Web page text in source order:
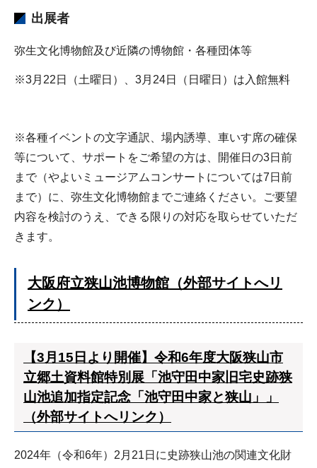
出展者
弥生文化博物館及び近隣の博物館・各種団体等
※3月22日（土曜日）、3月24日（日曜日）は入館無料
※各種イベントの文字通訳、場内誘導、車いす席の確保
等について、サポートをご希望の方は、開催日の3日前
まで（やよいミュージアムコンサートについては7日前
まで）に、弥生文化博物館までご連絡ください。ご要望
内容を検討のうえ、できる限りの対応を取らせていただ
きます。
大阪府立狭山池博物館（外部サイトへリ
ンク）
【3月15日より開催】令和6年度大阪狭山市
立郷土資料館特別展「池守田中家旧宅史跡狭
山池追加指定記念「池守田中家と狭山」」
（外部サイトへリンク）
2024年（令和6年）2月21日に史跡狭山池の関連文化財